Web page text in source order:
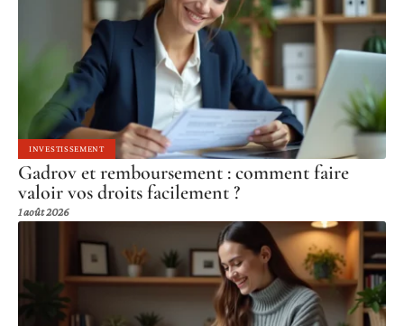
INVESTISSEMENT
Gadrov et remboursement : comment faire
valoir vos droits facilement ?
1 août 2026